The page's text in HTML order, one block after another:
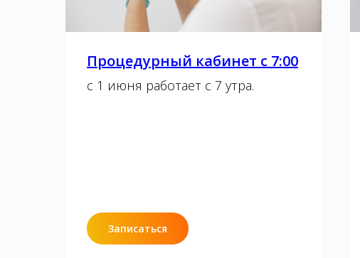
Процедурный кабинет с 7:00
с 1 июня работает с 7 утра.
Записаться